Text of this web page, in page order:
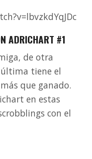
ADRICHART #1
de otra
tiene el
que ganado.
en estas
con el